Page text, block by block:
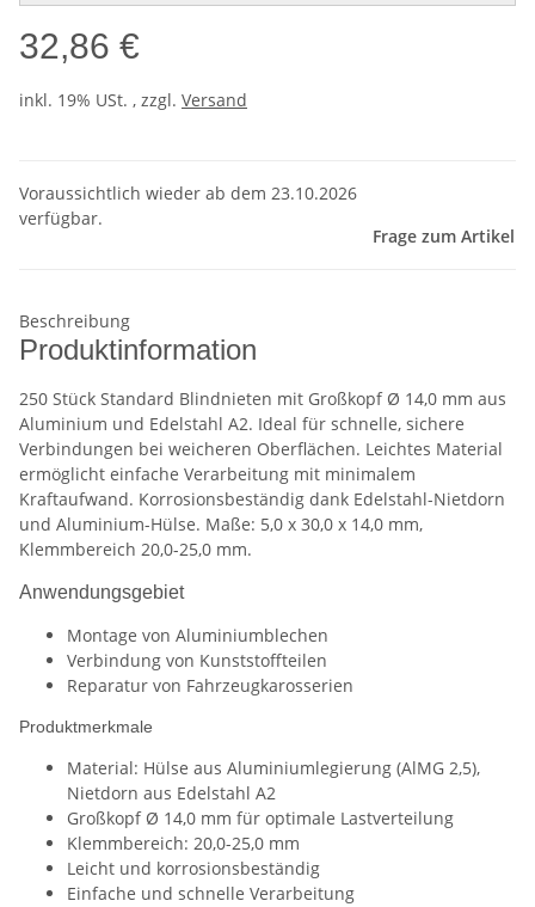
32,86 €
inkl. 19% USt. , zzgl. Versand
Voraussichtlich wieder ab dem 23.10.2026
verfügbar.
Frage zum Artikel
Beschreibung
Produktinformation
250 Stück Standard Blindnieten mit Großkopf Ø 14,0 mm aus
Aluminium und Edelstahl A2. Ideal für schnelle, sichere
Verbindungen bei weicheren Oberflächen. Leichtes Material
ermöglicht einfache Verarbeitung mit minimalem
Kraftaufwand. Korrosionsbeständig dank Edelstahl-Nietdorn
und Aluminium-Hülse. Maße: 5,0 x 30,0 x 14,0 mm,
Klemmbereich 20,0-25,0 mm.
Anwendungsgebiet
Montage von Aluminiumblechen
Verbindung von Kunststoffteilen
Reparatur von Fahrzeugkarosserien
Produktmerkmale
Material: Hülse aus Aluminiumlegierung (AlMG 2,5),
Nietdorn aus Edelstahl A2
Großkopf Ø 14,0 mm für optimale Lastverteilung
Klemmbereich: 20,0-25,0 mm
Leicht und korrosionsbeständig
Einfache und schnelle Verarbeitung